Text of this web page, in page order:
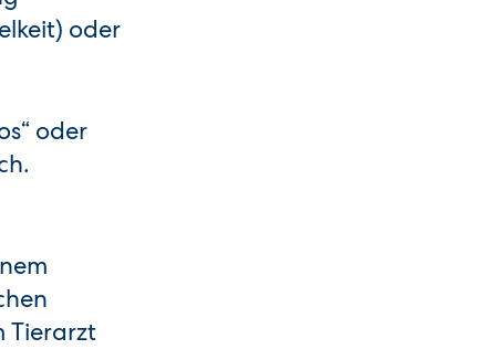
oder
oder
Tierarzt